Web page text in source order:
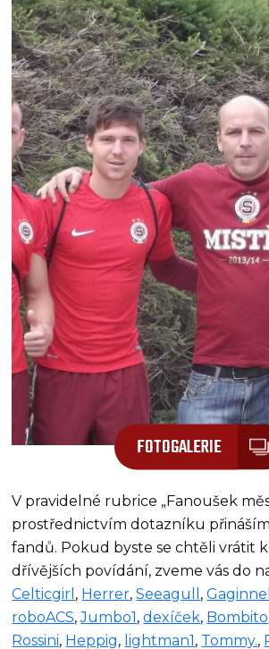
FOTOGALERIE
V pravidelné rubrice „Fanoušek
prostřednictvím dotazníku
fandů. Pokud byste se chtěli vrátit
dřívějších povídání, zveme vás do
Celticgirl , Herrer,Seeagull ,
roboACS,Jumbo1,dexíček, Bombito
Rossini, Heppig, lightman1, Tommy.,